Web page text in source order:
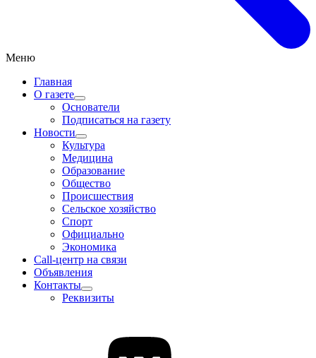
Меню
Главная
О газете
Основатели
Подписаться на газету
Новости
Культура
Медицина
Образование
Общество
Происшествия
Сельское хозяйство
Спорт
Официально
Экономика
Call-центр на связи
Объявления
Контакты
Реквизиты